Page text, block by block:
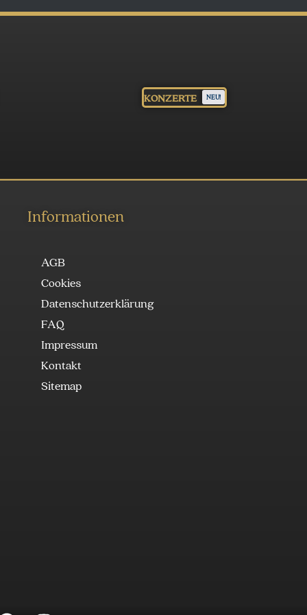
KONZERTE NEU!
Informationen
AGB
Cookies
Datenschutzerklärung
FAQ
Impressum
Kontakt
Sitemap